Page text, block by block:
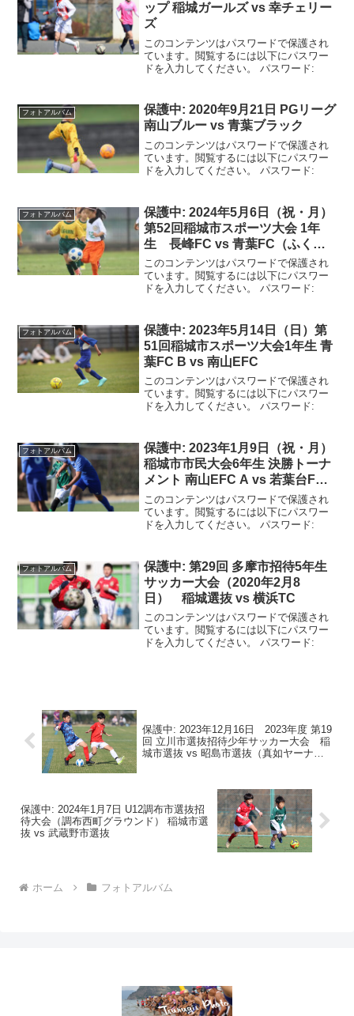
ップ 稲城ガールズ vs 幸チェリー
ズ
このコンテンツはパスワードで保護され
ています。閲覧するには以下にパスワー
ドを入力してください。 パスワード:
フォトアルバム
保護中: 2020年9月21日 PGリーグ
南山ブルー vs 青葉ブラック
このコンテンツはパスワードで保護され
ています。閲覧するには以下にパスワー
ドを入力してください。 パスワード:
フォトアルバム
保護中: 2024年5月6日（祝・月）
第52回稲城市スポーツ大会 1年
生 長峰FC vs 青葉FC（ふくが
いグラウンド）
このコンテンツはパスワードで保護され
ています。閲覧するには以下にパスワー
ドを入力してください。 パスワード:
フォトアルバム
保護中: 2023年5月14日（日）第
51回稲城市スポーツ大会1年生 青
葉FC B vs 南山EFC
このコンテンツはパスワードで保護され
ています。閲覧するには以下にパスワー
ドを入力してください。 パスワード:
フォトアルバム
保護中: 2023年1月9日（祝・月）
稲城市市民大会6年生 決勝トーナ
メント 南山EFC A vs 若葉台FC
A
このコンテンツはパスワードで保護され
ています。閲覧するには以下にパスワー
ドを入力してください。 パスワード:
フォトアルバム
保護中: 第29回 多摩市招待5年生
サッカー大会（2020年2月8
日） 稲城選抜 vs 横浜TC
このコンテンツはパスワードで保護され
ています。閲覧するには以下にパスワー
ドを入力してください。 パスワード:
保護中: 2023年12月16日 2023年度 第19
回 立川市選抜招待少年サッカー大会 稲
城市選抜 vs 昭島市選抜（真如ヤーナ芝
保護中: 2024年1月7日 U12調布市選抜招
待大会（調布西町グラウンド） 稲城市選
抜 vs 武蔵野市選抜
ホーム フォトアルバム